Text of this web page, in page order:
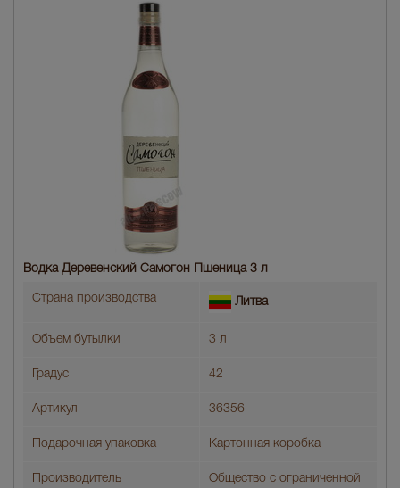
Водка Деревенский Самогон Пшеница 3 л
Страна производства Литва
Объем бутылки 3 л
Градус 42
Артикул 36356
Подарочная упаковка Картонная коробка
Производитель
Общество с ограниченной